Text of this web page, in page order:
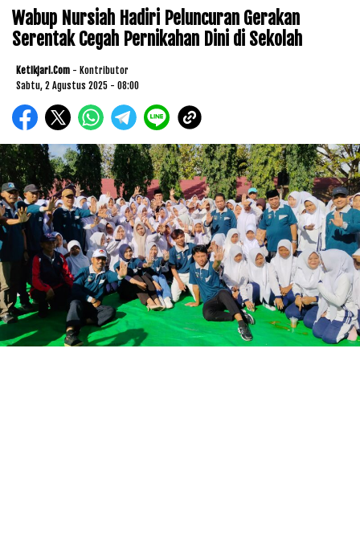
Wabup Nursiah Hadiri Peluncuran Gerakan
Serentak Cegah Pernikahan Dini di Sekolah
Ketikjari.com - Kontributor
Sabtu, 2 Agustus 2025 - 08:00